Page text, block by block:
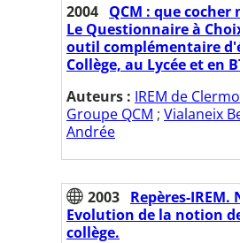
2004 QCM : que
Le Questionnaire à
outil complémentaire
Collège, au Lycée et en
Auteurs : IREM de
Groupe QCM ; Vialaneix
Andrée
2003 Repères-IREM.
Evolution de la notion
collège.